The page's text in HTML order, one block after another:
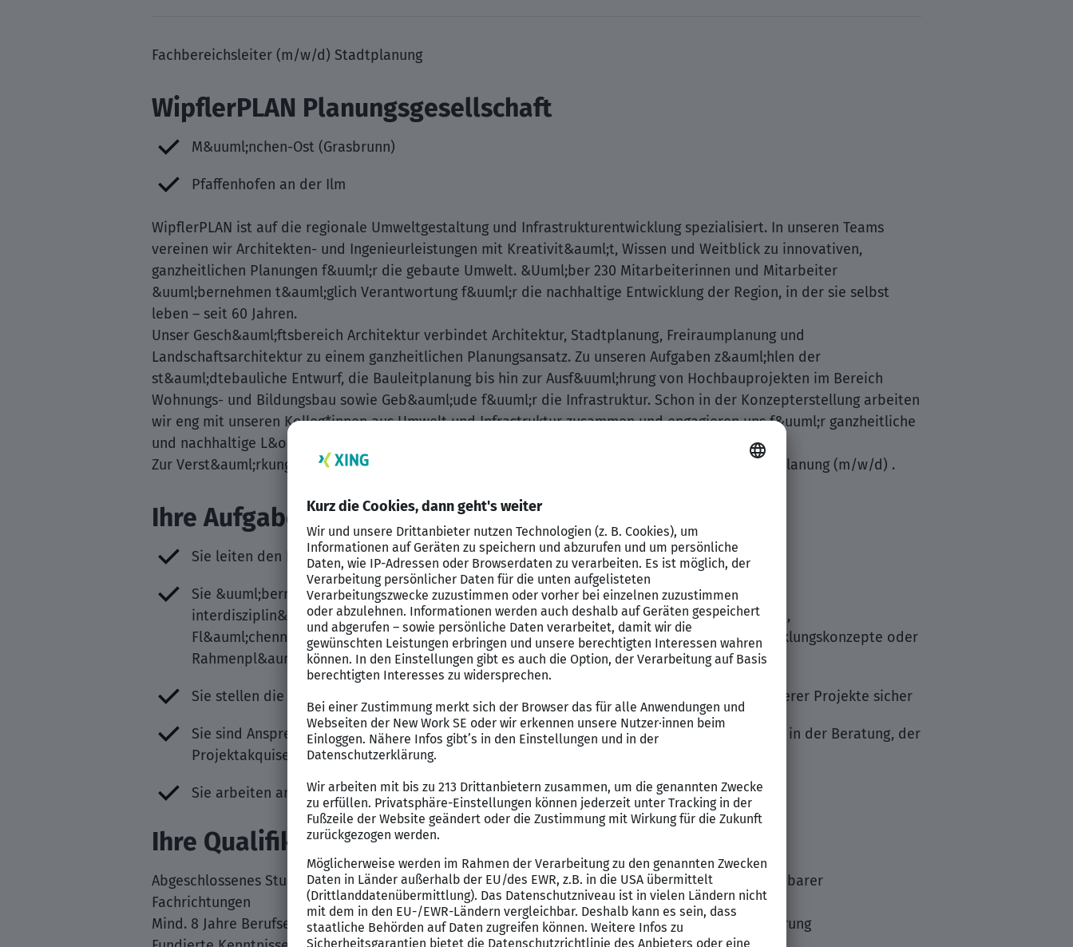
Fachbereichsleiter (m/w/d) Stadtplanung
WipflerPLAN Planungsgesellschaft
M&uuml;nchen-Ost (Grasbrunn)
Pfaffenhofen an der Ilm
WipflerPLAN ist auf die regionale Umweltgestaltung und Infrastrukturentwicklung spezialisiert. In unseren Teams
vereinen wir Architekten- und Ingenieurleistungen mit Kreativit&auml;t, Wissen und Weitblick zu innovativen,
ganzheitlichen Planungen f&uuml;r die gebaute Umwelt. &Uuml;ber 230 Mitarbeiterinnen und Mitarbeiter
&uuml;bernehmen t&auml;glich Verantwortung f&uuml;r die nachhaltige Entwicklung der Region, in der sie selbst
leben – seit 60 Jahren.
Unser Gesch&auml;ftsbereich Architektur verbindet Architektur, Stadtplanung, Freiraumplanung und
Landschaftsarchitektur zu einem ganzheitlichen Planungsansatz. Zu unseren Aufgaben z&auml;hlen der
st&auml;dtebauliche Entwurf, die Bauleitplanung bis hin zur Ausf&uuml;hrung von Hochbauprojekten im Bereich
Wohnungs- und Bildungsbau sowie Geb&auml;ude f&uuml;r die Infrastruktur. Schon in der Konzepterstellung arbeiten
wir eng mit unseren Kolleg*innen aus Umwelt und Infrastruktur zusammen und engagieren uns f&uuml;r ganzheitliche
und nachhaltige L&ouml;sungen.
Zur Verst&auml;rkung unseres Teams suchen wir eine engagierte Leitung des Fachbereichs Stadtplanung (m/w/d) .
Ihre Aufgaben
Sie leiten den Fachbereich Stadtplanung, bestehend aus 6 Mitarbeitenden
Sie &uuml;bernehmen die Verantwortung f&uuml;r ein breit gef&auml;chertes Spektrum an
interdisziplin&auml;ren Projekten im Bereich der Stadtplanung (z. B. Bebauungspl&auml;ne,
Fl&auml;chennutzungspl&auml;ne sowie informelle Planungen, wie integrierte Stadtentwicklungskonzepte oder
Rahmenpl&auml;ne, B&uuml;rgerbeteiligungen)
Sie stellen die wirtschaftliche, termin- und qualit&auml;tsgerechte Durchf&uuml;hrung unserer Projekte sicher
Sie sind Ansprechpartner f&uuml;r Kommunen, Beh&ouml;rden und die &Ouml;ffentlichkeit in der Beratung, der
Projektakquise und bei Bedarf
Sie arbeiten an der strategischen Weiterentwicklung unseres Leistungsportfolios
Ihre Qualifikationen
Abgeschlossenes Studium der Urbanistik, Stadtplanung, Raumplanung, Architektur oder vergleichbarer
Fachrichtungen
Mind. 8 Jahre Berufserfahrung in der kommunalen Planung, idealerweise mit F&uuml;hrungserfahrung